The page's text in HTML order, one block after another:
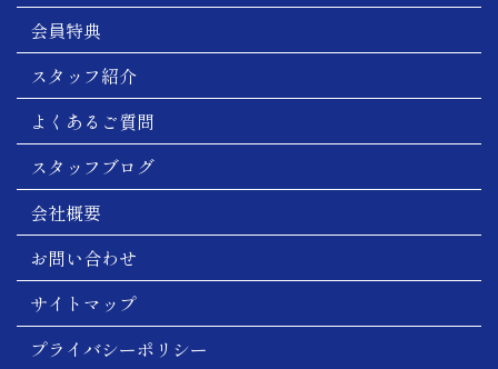
会員特典
スタッフ紹介
よくあるご質問
スタッフブログ
会社概要
お問い合わせ
サイトマップ
プライバシーポリシー